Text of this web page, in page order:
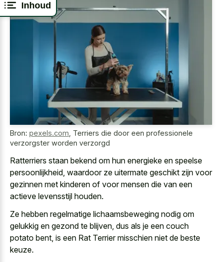
Inhoud
Bron: pexels.com Terriers die door een professionele
verzorgster worden verzorgd
Ratterriers staan bekend om hun energieke en speelse
persoonlijkheid, waardoor ze uitermate geschikt zijn voor
gezinnen met kinderen of voor mensen die van een
actieve levensstijl houden.
Ze hebben regelmatige lichaamsbeweging nodig om
gelukkig en gezond te blijven, dus als je een couch
potato bent, is een Rat Terrier misschien niet de beste
keuze.